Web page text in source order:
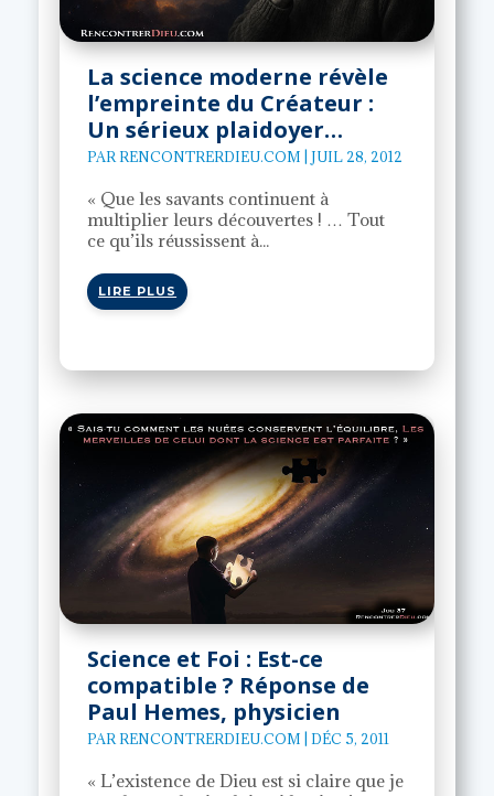
La science moderne révèle
l’empreinte du Créateur :
Un sérieux plaidoyer…
PAR RENCONTRERDIEU.COM |JUIL 28, 2012
« Que les savants continuent à
multiplier leurs découvertes ! … Tout
ce qu’ils réussissent à...
LIRE PLUS
Science et Foi : Est-ce
compatible ? Réponse de
Paul Hemes, physicien
PAR RENCONTRERDIEU.COM DÉC 5, 2011
« L’existence de Dieu est si claire que je